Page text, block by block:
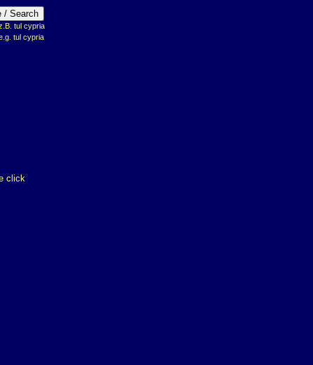
tul cypria
tul cypria
click